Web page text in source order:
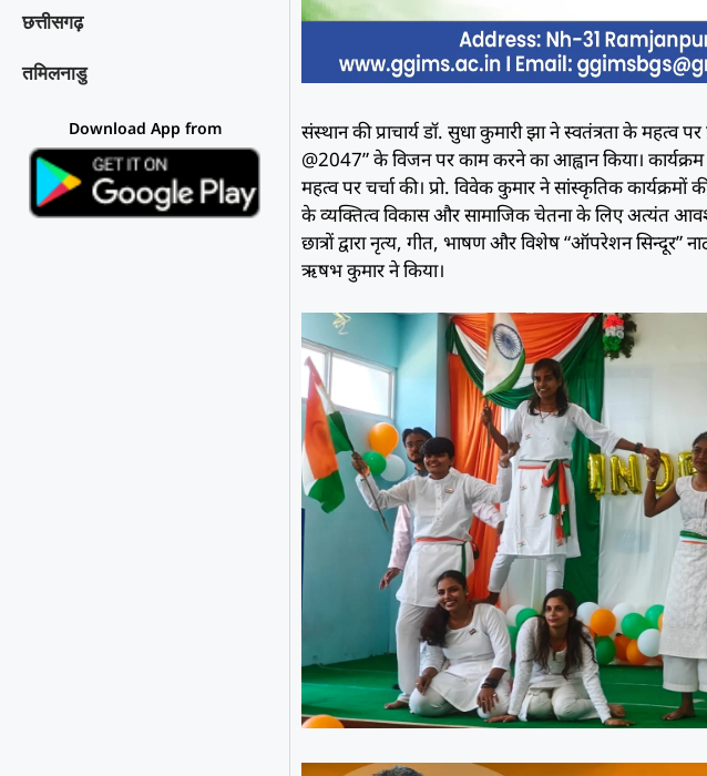
छत्तीसगढ़
तमिलनाडु
Download App from
संस्थान की प्राचार्य डाॅ. सुधा कुमारी झा ने स्वतंत्रता के महत्व
@2047” के विजन पर काम करने का आह्वान किया।
महत्व पर चर्चा की। प्रो. विवेक कुमार ने सांस्कृतिक
के व्यक्तित्व विकास और सामाजिक चेतना के लिए अत्यंत
छात्रों द्वारा नृत्य, गीत, भाषण और विशेष “ऑपरेशन सिन्दूर”
ऋषभ कुमार ने किया।